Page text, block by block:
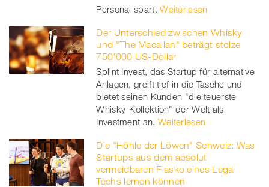
Personal spart. Weiterlesen
Der Unterschied zwischen Whisky
und "The Macallan" beträgt stolze
750'000 US-Dollar
Splint Invest, das Startup für alternative
Anlagen, greift tief in die Tasche und
bietet seinen Kunden "die teuerste
Whisky-Kollektion" der Welt als
Investment an. Weiterlesen
Die "Höhle der Löwen" Schweiz: Was
Startups aus dem absolut
vermeidbaren Fiasko eines Legal
Techs lernen können